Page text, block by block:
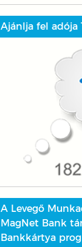
Ajánlja fel adója
A Levegő
MagNet Bank
Bankkártya